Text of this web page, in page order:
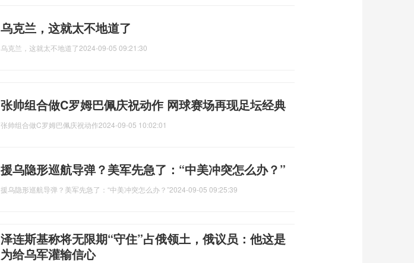
乌克兰，这就太不地道了
乌克兰，这就太不地道了2024-09-05 09:21:30
张帅组合做C罗姆巴佩庆祝动作 网球赛场再现足坛经典
张帅组合做C罗姆巴佩庆祝动作2024-09-05 10:02:01
援乌隐形巡航导弹？美军先急了：“中美冲突怎么办？”
援乌隐形巡航导弹？美军先急了：“中美冲突怎么办？”2024-09-05 09:25:39
泽连斯基称将无限期“守住”占俄领土，俄议员：他这是
为给乌军灌输信心